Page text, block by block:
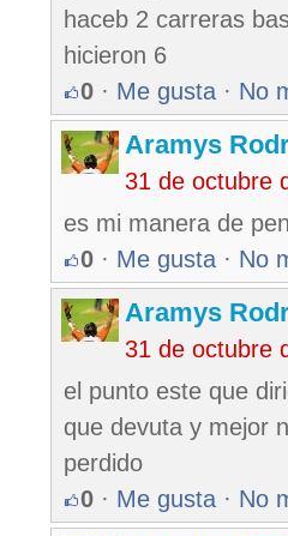
haceb 2 carreras
hicieron 6
0 · Me gusta · No
Aramys
31 de octubre
es mi manera de
0 · Me gusta · No
Aramys
31 de octubre
el punto este que
que devuta y mejor
perdido
0 · Me gusta · No